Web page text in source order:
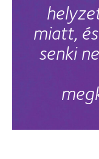
miatt,
senki